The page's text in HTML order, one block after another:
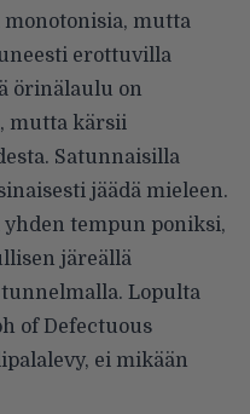
monotonisia, mutta
erottuvilla
örinälaulu on
mutta kärsii
Satunnaisilla
jäädä mieleen.
tempun poniksi,
järeällä
Lopulta
of Defectuous
ei mikään